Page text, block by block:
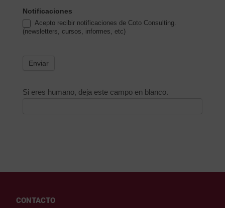
Notificaciones
Acepto recibir notificaciones de Coto Consulting.
(newsletters, cursos, informes, etc)
Enviar
Si eres humano, deja este campo en blanco.
CONTACTO